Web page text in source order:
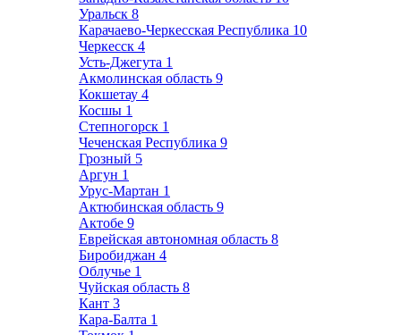
Уральск 8
Карачаево-Черкесская Республика 10
Черкесск 4
Усть-Джегута 1
Акмолинская область 9
Кокшетау 4
Косшы 1
Степногорск 1
Чеченская Республика 9
Грозный 5
Аргун 1
Урус-Мартан 1
Актюбинская область 9
Актобе 9
Еврейская автономная область 8
Биробиджан 4
Облучье 1
Чуйская область 8
Кант 3
Кара-Балта 1